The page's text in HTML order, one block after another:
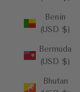
Benin
(USD $)
Bermuda
(USD $)
Bhutan